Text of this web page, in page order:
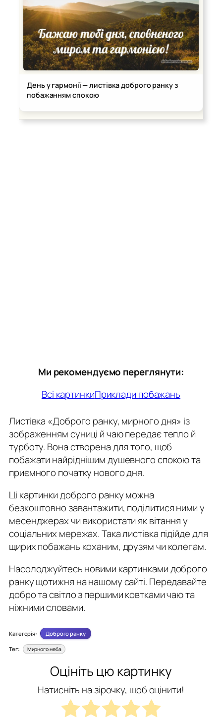
День у гармонії — листівка доброго ранку з
побажанням спокою
Ми рекомендуємо переглянути:
Всі картинкиПриклади побажань
Листівка «Доброго ранку, мирного дня» із
зображенням суниці й чаю передає тепло й
турботу. Вона створена для того, щоб
побажати найріднішим душевного спокою та
приємного початку нового дня.
Ці картинки доброго ранку можна
безкоштовно завантажити, поділитися ними у
месенджерах чи використати як вітання у
соціальних мережах. Така листівка підійде для
щирих побажань коханим, друзям чи колегам.
Насолоджуйтесь новими картинками доброго
ранку щотижня на нашому сайті. Передавайте
добро та світло з першими ковтками чаю та
ніжними словами.
Категорія: Доброго ранку
Тег: Мирного неба
Оцініть цю картинку
Натисніть на зірочку, щоб оцінити!